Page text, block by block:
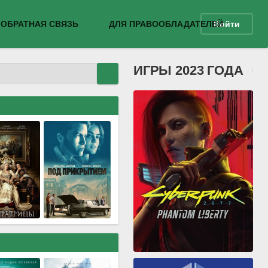
ОБРАТНАЯ СВЯЗЬ ДЛЯ ПРАВООБЛАДАТЕЛЕЙВойти
ИГРЫ 2023 ГОДА